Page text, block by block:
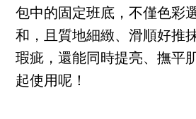
包中的固定班底，不僅色彩
和，且質地細緻、滑順好推
瑕疵，還能同時提亮、撫平
起使用呢！